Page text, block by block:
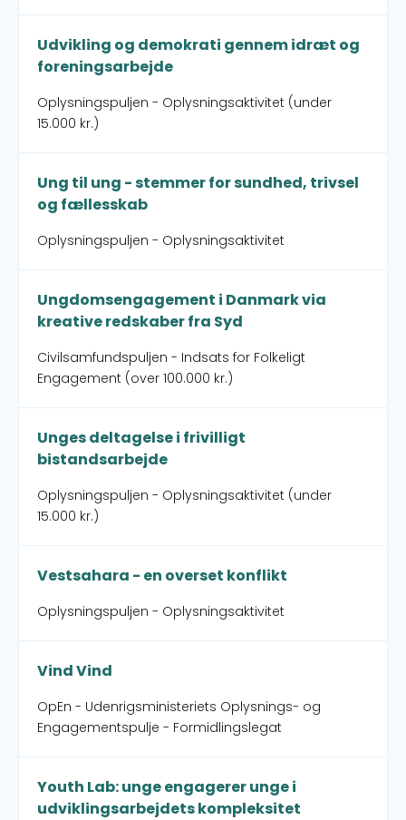
Udvikling og demokrati gennem idræt og
foreningsarbejde
Oplysningspuljen - Oplysningsaktivitet (under
15.000 kr.)
Ung til ung - stemmer for sundhed, trivsel
og fællesskab
Oplysningspuljen - Oplysningsaktivitet
Ungdomsengagement i Danmark via
kreative redskaber fra Syd
Civilsamfundspuljen - Indsats for Folkeligt
Engagement (over 100.000 kr.)
Unges deltagelse i frivilligt
bistandsarbejde
Oplysningspuljen - Oplysningsaktivitet (under
15.000 kr.)
Vestsahara - en overset konflikt
Oplysningspuljen - Oplysningsaktivitet
Vind Vind
OpEn - Udenrigsministeriets Oplysnings- og
Engagementspulje - Formidlingslegat
Youth Lab: unge engagerer unge i
udviklingsarbejdets kompleksitet